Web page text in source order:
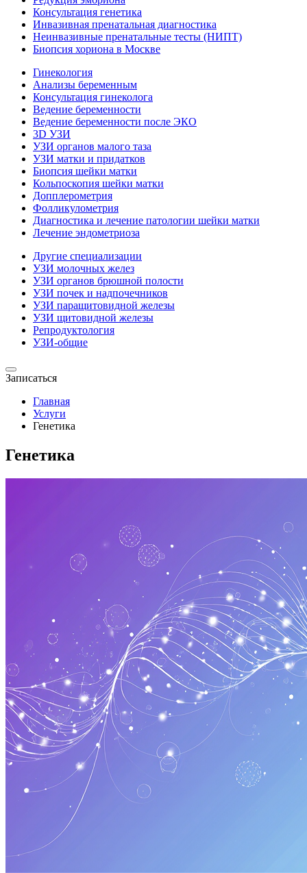
Консультация генетика
Инвазивная пренатальная диагностика
Неинвазивные пренатальные тесты (НИПТ)
Биопсия хориона в Москве
Гинекология
Анализы беременным
Консультация гинеколога
Ведение беременности
Ведение беременности после ЭКО
3D УЗИ
УЗИ органов малого таза
УЗИ матки и придатков
Биопсия шейки матки
Кольпоскопия шейки матки
Допплерометрия
Фолликулометрия
Диагностика и лечение патологии шейки матки
Лечение эндометриоза
Другие специализации
УЗИ молочных желез
УЗИ органов брюшной полости
УЗИ почек и надпочечников
УЗИ паращитовидной железы
УЗИ щитовидной железы
Репродуктология
УЗИ-общие
Записаться
Главная
Услуги
Генетика
Генетика